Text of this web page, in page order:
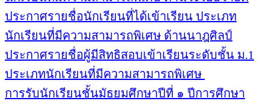
ประกาศรายชื่อนักเรียนที่ได้เข้าเรียน ประเภท
นักเรียนที่มีความสามารถพิเศษ ด้านนาฎศิลป์
ประกาศรายชื่อผู้มีสิทธิสอบเข้าเรียนระดับชั้น ม.1
ประเภทนักเรียนที่มีความสามารถพิเศษ
การรับนักเรียนชั้นมัธยมศึกษาปีที่ ๑ ปีการศึกษา